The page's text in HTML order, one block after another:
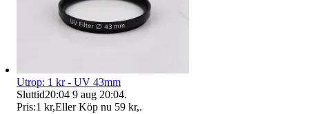
Utrop: 1 kr - UV 43mm
Sluttid20:04 9 aug 20:04.
Pris:1 kr,Eller Köp nu 59 kr,.